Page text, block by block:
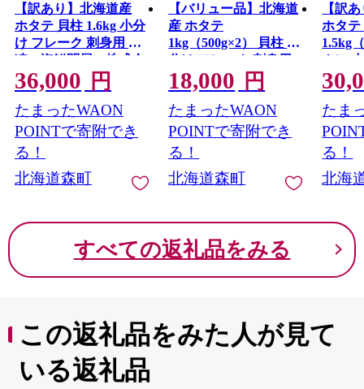
【訳あり】北海道産
ホタテ 貝柱 1.6kg 小分
け フレーク 刺身用 冷
凍＜海鮮問屋 株式会
社 瑞宝＞ 森町 ほた
て 帆立 ホタテ 海産物
魚貝類 おつまみ 海鮮
丼 魚介類 貝柱 ふるさ
と納税 北海道 訳あり
mr1-1189
36,000 円
たまったWAON
POINTで寄附でき
る！
北海道森町
【バリュー品】北海道
産 ホタテ
1kg（500g×2） 貝柱 小
分け フレーク 刺身用
冷凍＜海鮮問屋 株式
会社 瑞宝＞ 小分け
森町 ほたて 帆立 ホタ
テ 海産物 魚貝類 おつ
まみ 海鮮丼 魚介類 貝
柱 ふるさと納税 北海
道 訳あり mr1-1258
18,000 円
たまったWAON
POINTで寄附でき
る！
北海道森町
【訳
ホタテ
1.5kg
ク）
刺身
屋 株
小分け
立 ホ
類 お
介類
税 北
たま
る！
北海
すべての返礼品をみる
この返礼品をみた人が見て
いる返礼品